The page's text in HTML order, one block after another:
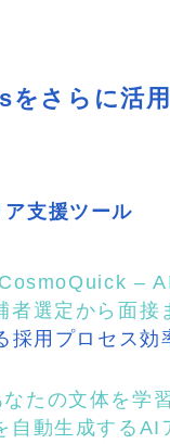
さらに活
支援ツール
–
者選定から面接
採用プロセス効
たの文体を学
自動生成するAI